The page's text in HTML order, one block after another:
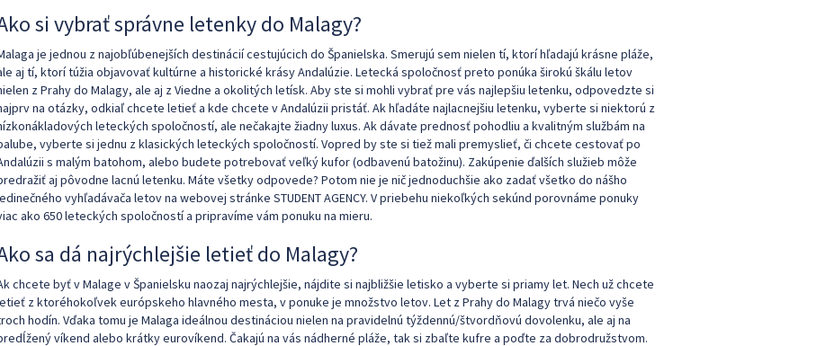
si vybrať správne letenky do Malagy?
je jednou z najobľúbenejších destinácií cestujúcich do Španielska. Smerujú sem nielen tí, ktorí hľadajú krásne pláže,
aj tí, ktorí túžia objavovať kultúrne a historické krásy Andalúzie. Letecká spoločnosť preto ponúka širokú škálu letov
z Prahy do Malagy, ale aj z Viedne a okolitých letísk. Aby ste si mohli vybrať pre vás najlepšiu letenku, odpovedzte si
na otázky, odkiaľ chcete letieť a kde chcete v Andalúzii pristáť. Ak hľadáte najlacnejšiu letenku, vyberte si niektorú z
leteckých spoločností, ale nečakajte žiadny luxus. Ak dávate prednosť pohodliu a kvalitným službám na
vyberte si jednu z klasických leteckých spoločností. Vopred by ste si tiež mali premyslieť, či chcete cestovať po
s malým batohom, alebo budete potrebovať veľký kufor (odbavenú batožinu). Zakúpenie ďalších služieb môže
aj pôvodne lacnú letenku. Máte všetky odpovede? Potom nie je nič jednoduchšie ako zadať všetko do nášho
vyhľadávača letov na webovej stránke STUDENT AGENCY. V priebehu niekoľkých sekúnd porovnáme ponuky
ako 650 leteckých spoločností a pripravíme vám ponuku na mieru.
sa dá najrýchlejšie letieť do Malagy?
chcete byť v Malage v Španielsku naozaj najrýchlejšie, nájdite si najbližšie letisko a vyberte si priamy let. Nech už chcete
z ktoréhokoľvek európskeho hlavného mesta, v ponuke je množstvo letov. Let z Prahy do Malagy trvá niečo vyše
hodín. Vďaka tomu je Malaga ideálnou destináciou nielen na pravidelnú týždennú/štvordňovú dovolenku, ale aj na
víkend alebo krátky eurovíkend. Čakajú na vás nádherné pláže, tak si zbaľte kufre a poďte za dobrodružstvom.